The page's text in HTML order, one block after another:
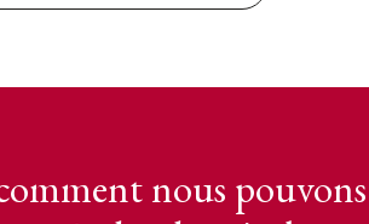
nous pouvons